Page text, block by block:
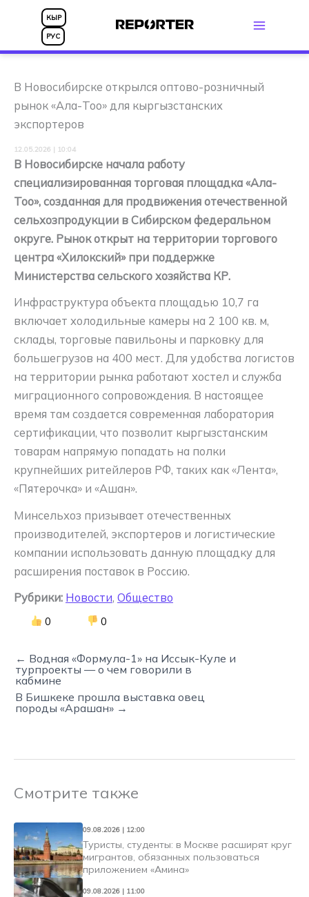
Перейти
содержимому
КЫР
РУС
В Новосибирске открылся оптово-розничный
рынок «Ала-Too» для кыргызстанских
экспортеров
12.05.2026 | 10:04
В Новосибирске начала работу
специализированная торговая площадка «Ала-
Too», созданная для продвижения отечественной
сельхозпродукции в Сибирском федеральном
округе. Рынок открыт на территории торгового
центра «Хилокский» при поддержке
Министерства сельского хозяйства КР.
Инфраструктура объекта площадью 10,7 га
включает холодильные камеры на 2 100 кв. м,
склады, торговые павильоны и парковку для
большегрузов на 400 мест. Для удобства логистов
на территории рынка работают хостел и служба
миграционного сопровождения. В настоящее
время там создается современная лаборатория
сертификации, что позволит кыргызстанским
товарам напрямую попадать на полки
крупнейших ритейлеров РФ, таких как «Лента»,
«Пятерочка» и «Ашан».
Минсельхоз призывает отечественных
производителей, экспортеров и логистические
компании использовать данную площадку для
расширения поставок в Россию.
Рубрики: Новости, Общество
0 0
← Водная «Формула-1» на Иссык-Куле и
турпроекты — о чем говорили в
кабмине
В Бишкеке прошла выставка овец
породы «Арашан» →
Смотрите также
09.08.2026 | 12:00
Туристы, студенты: в Москве расширят круг
мигрантов, обязанных пользоваться
приложением «Амина»
09.08.2026 | 11:00